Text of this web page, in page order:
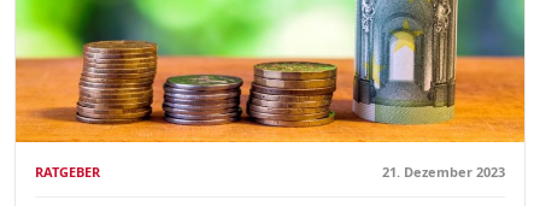
RATGEBER 21. Dezember 2023